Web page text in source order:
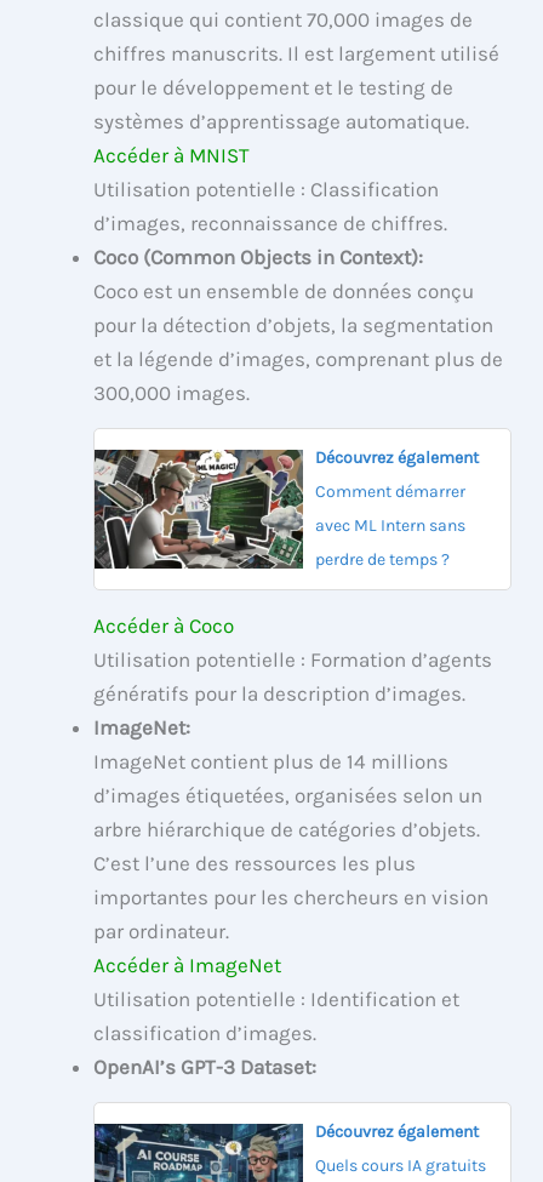
classique qui contient 70,000 images de
chiffres manuscrits. Il est largement utilisé
pour le développement et le testing de
systèmes d’apprentissage automatique.
Accéder à MNIST
Utilisation potentielle : Classification
d’images, reconnaissance de chiffres.
Coco (Common Objects in Context):
Coco est un ensemble de données conçu
pour la détection d’objets, la segmentation
et la légende d’images, comprenant plus de
300,000 images.
Découvrez également
Comment démarrer
avec ML Intern sans
perdre de temps ?
Accéder à Coco
Utilisation potentielle : Formation d’agents
génératifs pour la description d’images.
ImageNet:
ImageNet contient plus de 14 millions
d’images étiquetées, organisées selon un
arbre hiérarchique de catégories d’objets.
C’est l’une des ressources les plus
importantes pour les chercheurs en vision
par ordinateur.
Accéder à ImageNet
Utilisation potentielle : Identification et
classification d’images.
OpenAI’s GPT-3 Dataset:
Découvrez également
Quels cours IA gratuits